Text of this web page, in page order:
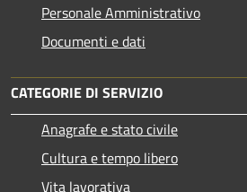
Personale Amministrativo
Documenti e dati
CATEGORIE DI SERVIZIO
Anagrafe e stato civile
Cultura e tempo libero
Vita lavorativa